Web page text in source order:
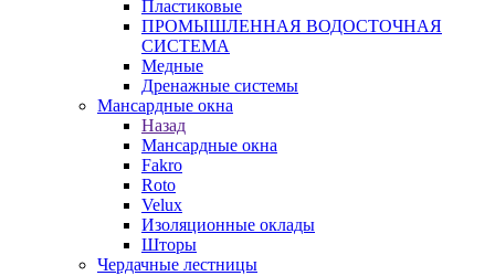
Пластиковые
ПРОМЫШЛЕННАЯ ВОДОСТОЧНАЯ
СИСТЕМА
Медные
Дренажные системы
Мансардные окна
Назад
Мансардные окна
Fakro
Roto
Velux
Изоляционные оклады
Шторы
Чердачные лестницы